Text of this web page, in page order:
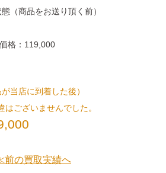
（商品をお送り頂く前）
格：119,000
当店に到着した後）
ございませんでした。
の買取実績へ